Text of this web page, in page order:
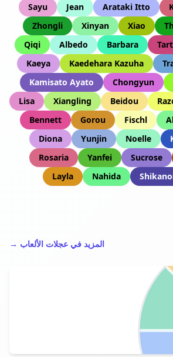
Arataki Itto
Jean
Sayu
Xiao
Xinyan
Zhongli
Barbara
Albedo
Qiqi
Kaedehara Kazuha
Kaeya
Chongyun
Kamisato Ayato
Beidou
Xiangling
Lisa
Fischl
Gorou
Bennett
Noelle
Yunjin
Diona
Sucrose
Yanfei
Rosaria
Nahida
Layla
المزيد في عجلات الألعاب →